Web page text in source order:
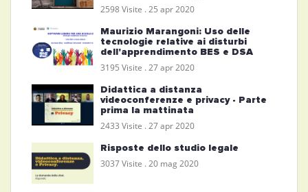
2598 Visite . 25 apr 2020
Maurizio Marangoni: Uso delle
tecnologie relative ai disturbi
dell'apprendimento BES e DSA
3195 Visite . 27 apr 2020
Didattica a distanza
videoconferenze e privacy - Parte
prima la mattinata
2433 Visite . 27 apr 2020
Risposte dello studio legale
3037 Visite . 20 mag 2020